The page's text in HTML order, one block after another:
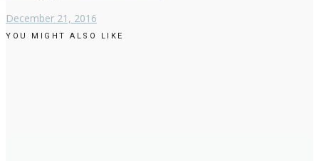
December 21, 2016
YOU MIGHT ALSO LIKE